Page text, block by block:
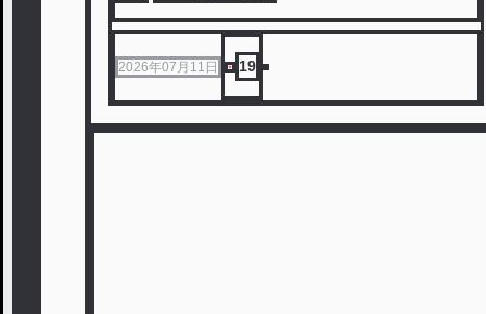
2026年07月11日 19